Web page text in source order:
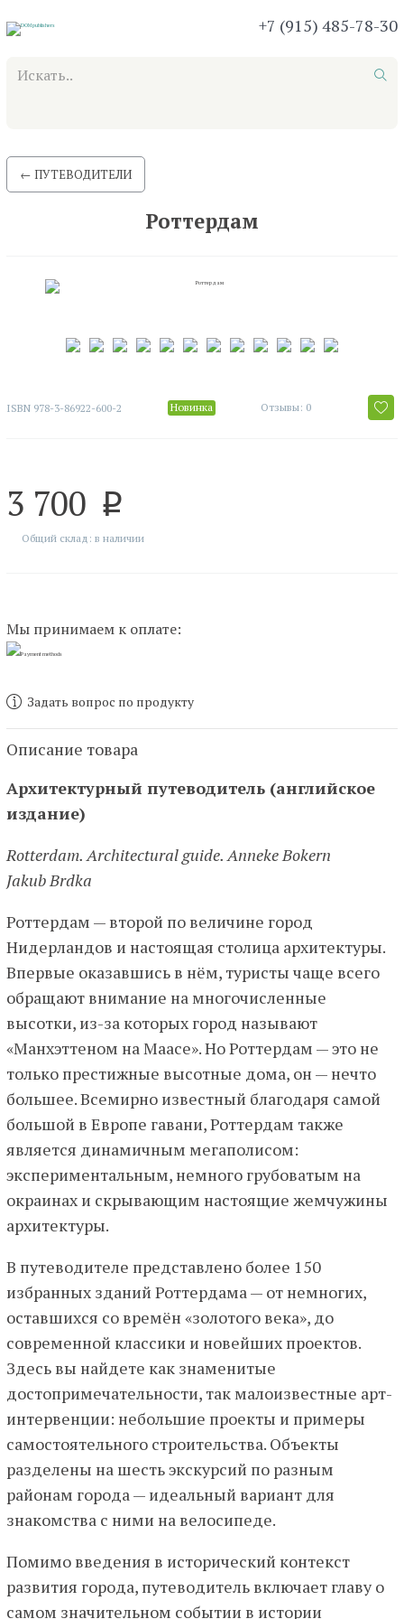
+7 (915) 485-78-30
← ПУТЕВОДИТЕЛИ
Роттердам
ISBN 978-3-86922-600-2 Новинка Отзывы: 0
3 700 p
Общий склад: в наличии
Мы принимаем к оплате:
Задать вопрос по продукту
Описание товара
Архитектурный путеводитель (английское
издание)
Rotterdam. Architectural guide. Anneke Bokern
Jakub Brdka
Роттердам — второй по величине город
Нидерландов и настоящая столица архитектуры.
Впервые оказавшись в нём, туристы чаще всего
обращают внимание на многочисленные
высотки, из-за которых город называют
«Манхэттеном на Маасе». Но Роттердам — это не
только престижные высотные дома, он — нечто
большее. Всемирно известный благодаря самой
большой в Европе гавани, Роттердам также
является динамичным мегаполисом:
экспериментальным, немного грубоватым на
окраинах и скрывающим настоящие жемчужины
архитектуры.
В путеводителе представлено более 150
избранных зданий Роттердама — от немногих,
оставшихся со времён «золотого века», до
современной классики и новейших проектов.
Здесь вы найдете как знаменитые
достопримечательности, так малоизвестные арт-
интервенции: небольшие проекты и примеры
самостоятельного строительства. Объекты
разделены на шесть экскурсий по разным
районам города — идеальный вариант для
знакомства с ними на велосипеде.
Помимо введения в исторический контекст
развития города, путеводитель включает главу о
самом значительном событии в истории